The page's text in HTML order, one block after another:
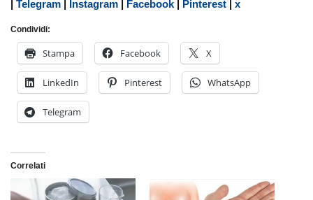
|Telegram | Instagram | Facebook | Pinterest |x
Condividi:
Stampa Facebook X
LinkedIn Pinterest WhatsApp
Telegram
Correlati